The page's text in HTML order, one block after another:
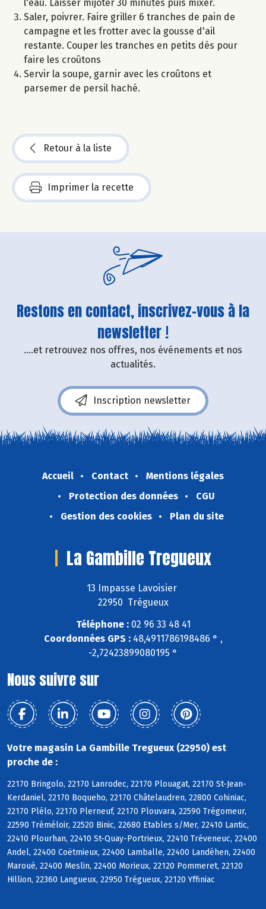
l'eau. Laisser mijoter 30 minutes puis mixer.
Saler, poivrer. Faire griller 6 tranches de pain de
campagne et les frotter avec la gousse d'ail
restante. Couper les tranches en petits dés pour
faire les croûtons
Servir la soupe, garnir avec les croûtons et
parsemer de persil haché.
Retour à la liste
Imprimer la recette
Restons en contact, inscrivez-vous à la
newsletter !
....et retrouvez nos offres, nos événements et nos
actualités.
Inscription newsletter
Accueil Contact
Mentions légales
Protection des données
CGU
Gestion des cookies
Plan du site
La Gambille Tregueux
13 Impasse Lavoisier
22950 Trégueux
Téléphone :02 96 33 48 41
Coordonnées GPS :48,4911786198486 ° ,
-2,72423899080195 °
Nous suivre sur
Votre magasin La Gambille Tregueux (22950) est
proche de :
22170 Bringolo, 22170 Lanrodec, 22170 Plouagat, 22170 St-Jean-
Kerdaniel, 22170 Boqueho, 22170 Châtelaudren, 22800 Cohiniac,
22170 Plélo, 22170 Plerneuf, 22170 Plouvara, 22590 Trégomeur,
22590 Tréméloir, 22520 Binic, 22680 Etables s/Mer, 22410 Lantic,
22410 Plourhan, 22410 St-Quay-Portrieux, 22410 Tréveneuc, 22400
Andel, 22400 Coëtmieux, 22400 Lamballe, 22400 Landéhen, 22400
Maroué, 22400 Meslin, 22400 Morieux, 22120 Pommeret, 22120
Hillion, 22360 Langueux, 22950 Trégueux, 22120 Yffiniac